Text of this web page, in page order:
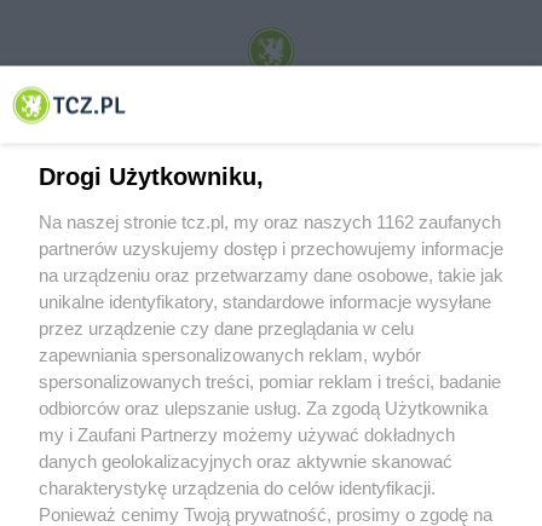
© 2001-2026 Tczew - TCZ.PL Sp. z o.o. Internetowy Serwis Informacyjny Miasta
O FIRMIE POLITYKA PRYWATNOŚCI HOSTING
REKLAMA WSPÓŁPRACA RSS FACEBOOK KONTAKT
Nasze serwisy
Aktualności
Muzyka i kultura
Drogi Użytkowniku,
Na naszej stronie tcz.pl, my oraz naszych 1162 zaufanych
partnerów uzyskujemy dostęp i przechowujemy informacje
na urządzeniu oraz przetwarzamy dane osobowe, takie jak
unikalne identyfikatory, standardowe informacje wysyłane
przez urządzenie czy dane przeglądania w celu
zapewniania spersonalizowanych reklam, wybór
spersonalizowanych treści, pomiar reklam i treści, badanie
odbiorców oraz ulepszanie usług. Za zgodą Użytkownika
my i Zaufani Partnerzy możemy używać dokładnych
danych geolokalizacyjnych oraz aktywnie skanować
charakterystykę urządzenia do celów identyfikacji.
Ponieważ cenimy Twoją prywatność, prosimy o zgodę na